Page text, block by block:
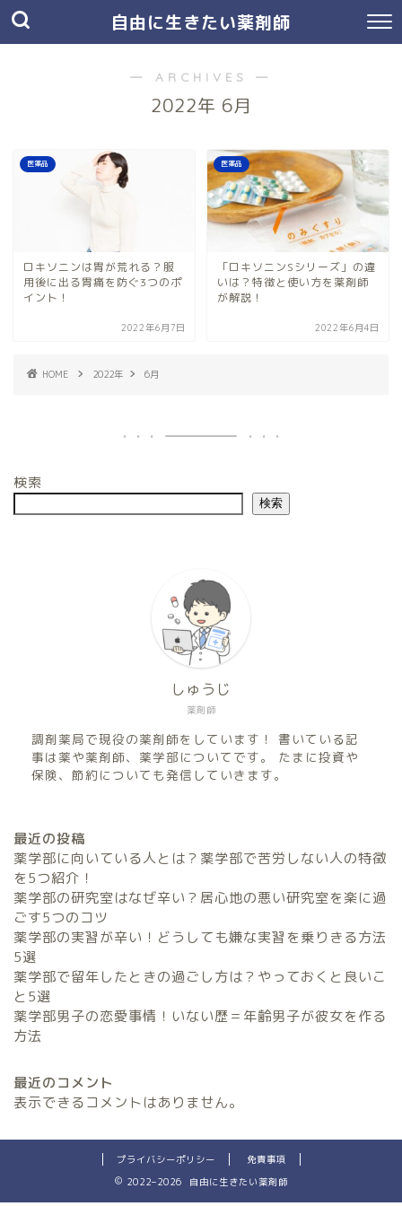
自由に生きたい薬剤師
― ARCHIVES ―
2022年 6月
医薬品
ロキソニンは胃が荒れる？服
用後に出る胃痛を防ぐ3つのポ
イント！
2022年6月7日
医薬品
「ロキソニンSシリーズ」の違
いは？特徴と使い方を薬剤師
が解説！
2022年6月4日
HOME 2022年 6月
検索
検索
薬剤師
しゅうじ
調剤薬局で現役の薬剤師をしています！ 書いている記
事は薬や薬剤師、薬学部についてです。 たまに投資や
保険、節約についても発信していきます。
最近の投稿
薬学部に向いている人とは？薬学部で苦労しない人の特徴
を5つ紹介！
薬学部の研究室はなぜ辛い？居心地の悪い研究室を楽に過
ごす5つのコツ
薬学部の実習が辛い！どうしても嫌な実習を乗りきる方法
5選
薬学部で留年したときの過ごし方は？やっておくと良いこ
と5選
薬学部男子の恋愛事情！いない歴＝年齢男子が彼女を作る
方法
最近のコメント
表示できるコメントはありません。
プライバシーポリシー
免責事項
2022–2026 自由に生きたい薬剤師